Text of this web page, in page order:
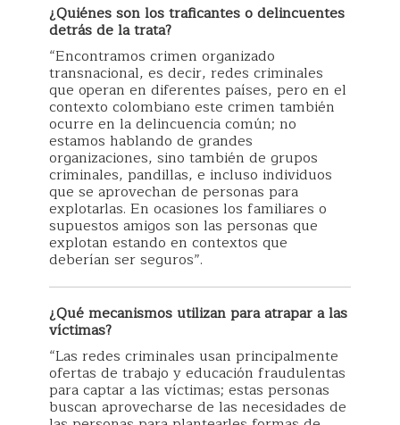
¿Quiénes son los traficantes o delincuentes
detrás de la trata?
“Encontramos crimen organizado
transnacional, es decir, redes criminales
que operan en diferentes países, pero en el
contexto colombiano este crimen también
ocurre en la delincuencia común; no
estamos hablando de grandes
organizaciones, sino también de grupos
criminales, pandillas, e incluso individuos
que se aprovechan de personas para
explotarlas. En ocasiones los familiares o
supuestos amigos son las personas que
explotan estando en contextos que
deberían ser seguros”.
¿Qué mecanismos utilizan para atrapar a las
víctimas?
“Las redes criminales usan principalmente
ofertas de trabajo y educación fraudulentas
para captar a las víctimas; estas personas
buscan aprovecharse de las necesidades de